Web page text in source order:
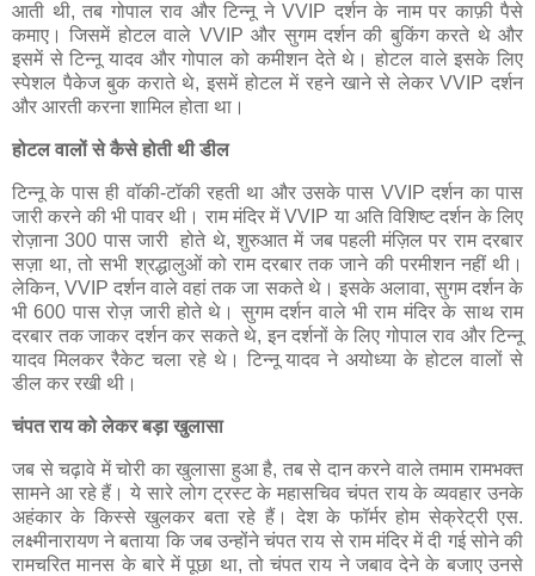
आती थी, तब गोपाल राव और टिन्नू ने VVIP दर्शन के नाम पर काफ़ी पैसे
कमाए। जिसमें होटल वाले VVIP और सुगम दर्शन की बुकिंग करते थे और
इसमें से टिन्नू यादव और गोपाल को कमीशन देते थे। होटल वाले इसके लिए
स्पेशल पैकेज बुक कराते थे, इसमें होटल में रहने खाने से लेकर VVIP दर्शन
और आरती करना शामिल होता था।
होटल वालों से कैसे होती थी डील
टिन्नू के पास ही वॉकी-टॉकी रहती था और उसके पास VVIP दर्शन का पास
जारी करने की भी पावर थी। राम मंदिर में VVIP या अति विशिष्ट दर्शन के लिए
रोज़ाना 300 पास जारी होते थे, शुरुआत में जब पहली मंज़िल पर राम दरबार
सज़ा था, तो सभी श्रद्धालुओं को राम दरबार तक जाने की परमीशन नहीं थी।
लेकिन, VVIP दर्शन वाले वहां तक जा सकते थे। इसके अलावा, सुगम दर्शन के
भी 600 पास रोज़ जारी होते थे। सुगम दर्शन वाले भी राम मंदिर के साथ राम
दरबार तक जाकर दर्शन कर सकते थे, इन दर्शनों के लिए गोपाल राव और टिन्नू
यादव मिलकर रैकेट चला रहे थे। टिन्नू यादव ने अयोध्या के होटल वालों से
डील कर रखी थी।
चंपत राय को लेकर बड़ा खुलासा
जब से चढ़ावे में चोरी का खुलासा हुआ है, तब से दान करने वाले तमाम रामभक्त
सामने आ रहे हैं। ये सारे लोग ट्रस्ट के महासचिव चंपत राय के व्यवहार उनके
अहंकार के किस्से खुलकर बता रहे हैं। देश के फॉर्मर होम सेक्रेट्री एस.
लक्ष्मीनारायण ने बताया कि जब उन्होंने चंपत राय से राम मंदिर में दी गई सोने की
रामचरित मानस के बारे में पूछा था, तो चंपत राय ने जबाव देने के बजाए उनसे